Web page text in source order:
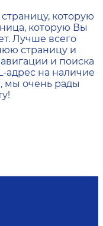
не
которую
которую Вы
Лучше всего
страницу и
и поиска
адрес на наличие
мы очень рады